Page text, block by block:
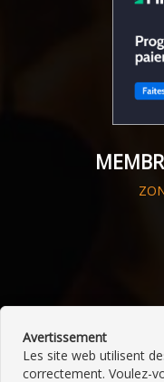
Avertissement
Les site web utilisent
correctement. Voulez-